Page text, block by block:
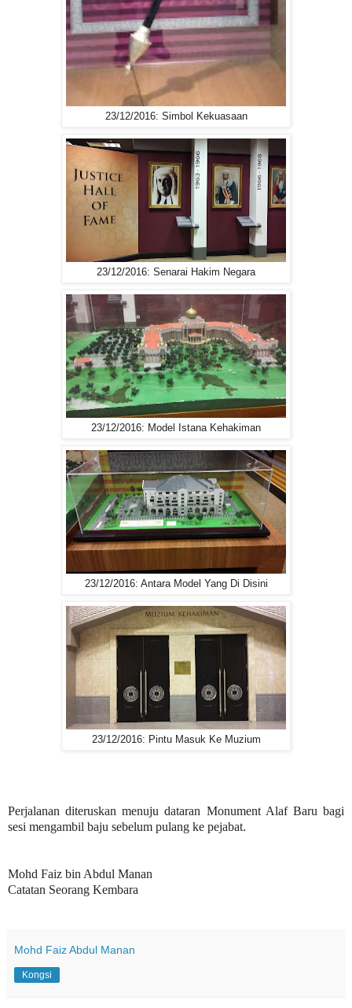
23/12/2016: Simbol Kekuasaan
23/12/2016: Senarai Hakim Negara
23/12/2016: Model Istana Kehakiman
23/12/2016: Antara Model Yang Di Disini
23/12/2016: Pintu Masuk Ke Muzium
Perjalanan diteruskan menuju dataran Monument Alaf Baru bagi
sesi mengambil baju sebelum pulang ke pejabat.
Mohd Faiz bin Abdul Manan
Catatan Seorang Kembara
Mohd Faiz Abdul Manan
Kongsi